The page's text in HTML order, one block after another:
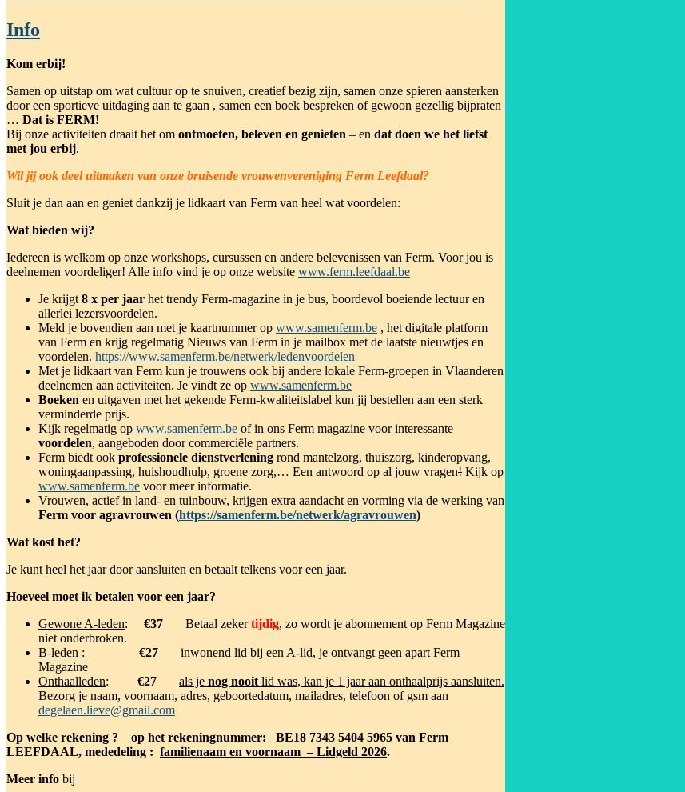
Info
Kom erbij!
Samen op uitstap om wat cultuur op te snuiven, creatief bezig zijn, samen onze spieren aansterken
door een sportieve uitdaging aan te gaan , samen een boek bespreken of gewoon gezellig bijpraten
… Dat is FERM!
Bij onze activiteiten draait het om ontmoeten, beleven en genieten – en dat doen we het liefst
met jou erbij.
Wil jij ook deel uitmaken van onze bruisende vrouwenvereniging Ferm Leefdaal?
Sluit je dan aan en geniet dankzij je lidkaart van Ferm van heel wat voordelen:
Wat bieden wij?
Iedereen is welkom op onze workshops, cursussen en andere belevenissen van Ferm. Voor jou is
deelnemen voordeliger! Alle info vind je op onze website www.ferm.leefdaal.be
Je krijgt 8 x per jaar het trendy Ferm-magazine in je bus, boordevol boeiende lectuur en
allerlei lezersvoordelen.
Meld je bovendien aan met je kaartnummer op www.samenferm.be , het digitale platform
van Ferm en krijg regelmatig Nieuws van Ferm in je mailbox met de laatste nieuwtjes en
voordelen. https://www.samenferm.be/netwerk/ledenvoordelen
Met je lidkaart van Ferm kun je trouwens ook bij andere lokale Ferm-groepen in Vlaanderen
deelnemen aan activiteiten. Je vindt ze op www.samenferm.be
Boeken en uitgaven met het gekende Ferm-kwaliteitslabel kun jij bestellen aan een sterk
verminderde prijs.
Kijk regelmatig op www.samenferm.be of in ons Ferm magazine voor interessante
voordelen, aangeboden door commerciële partners.
Ferm biedt ook professionele dienstverlening rond mantelzorg, thuiszorg, kinderopvang,
woningaanpassing, huishoudhulp, groene zorg,… Een antwoord op al jouw vragen! Kijk op
www.samenferm.be voor meer informatie.
Vrouwen, actief in land- en tuinbouw, krijgen extra aandacht en vorming via de werking van
Ferm voor agravrouwen (https://samenferm.be/netwerk/agravrouwen)
Wat kost het?
Je kunt heel het jaar door aansluiten en betaalt telkens voor een jaar.
Hoeveel moet ik betalen voor een jaar?
Gewone A-leden: €37 Betaal zekertijdig, zo wordt je abonnement op Ferm Magazine
niet onderbroken.
B-leden :
€27 inwonend lid bij een A-lid, je ontvangt geen apart Ferm
Magazine
Onthaalleden: €27 als je nog nooit lid was, kan je 1 jaar aan onthaalprijs aansluiten.
Bezorg je naam, voornaam, adres, geboortedatum, mailadres, telefoon of gsm aan
degelaen.lieve@gmail.com
Op welke rekening ? op het rekeningnummer: BE18 7343 5404 5965 van Ferm
LEEFDAAL, mededeling : familienaam en voornaam – Lidgeld 2026.
Meer info bij